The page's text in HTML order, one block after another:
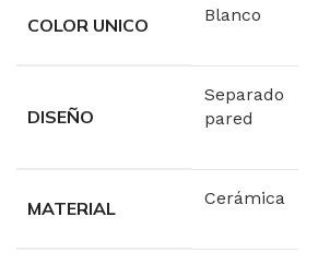
COLOR UNICO Blanco
DISEÑO
Separado
pared
MATERIAL Cerámica